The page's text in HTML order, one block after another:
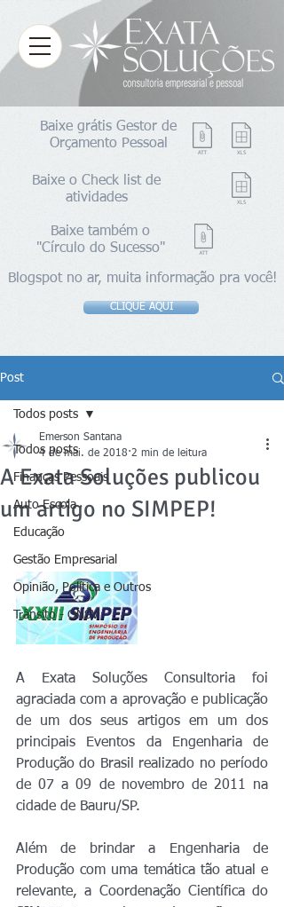
Blogspot no ar, muita informação pra você!
CLIQUE AQUI
Baixe grátis Gestor de
Orçamento Pessoal
Baixe também o
"Círculo do Sucesso"
Baixe o Check list de
atividades
Post
Todos posts
Finanças Pessoais
Auto Escola
Educação
Gestão Empresarial
Opinião, Política e Outros
Trânsito - ONSV
Todos posts
A Exata Soluções publicou
um artigo no SIMPEP!
Emerson Santana
4 de mai. de 2018 2 min de leitura
A Exata Soluções Consultoria foi
agraciada com a aprovação e publicação
de um dos seus artigos em um dos
principais Eventos da Engenharia de
Produção do Brasil realizado no período
de 07 a 09 de novembro de 2011 na
cidade de Bauru/SP.
Além de brindar a Engenharia de
Produção com uma temática tão atual e
relevante, a Coordenação Científica do